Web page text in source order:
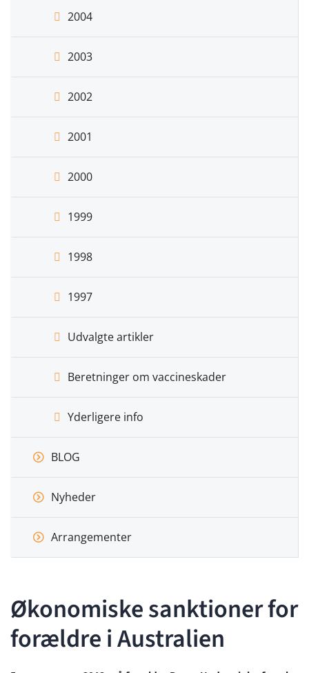
2004
2003
2002
2001
2000
1999
1998
1997
Udvalgte artikler
Beretninger om vaccineskader
Yderligere info
BLOG
Nyheder
Arrangementer
Økonomiske sanktioner for
forældre i Australien